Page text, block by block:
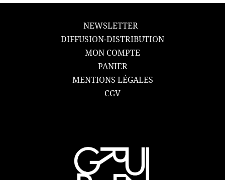
NEWSLETTER
DIFFUSION-DISTRIBUTION
MON COMPTE
PANIER
MENTIONS LÉGALES
CGV